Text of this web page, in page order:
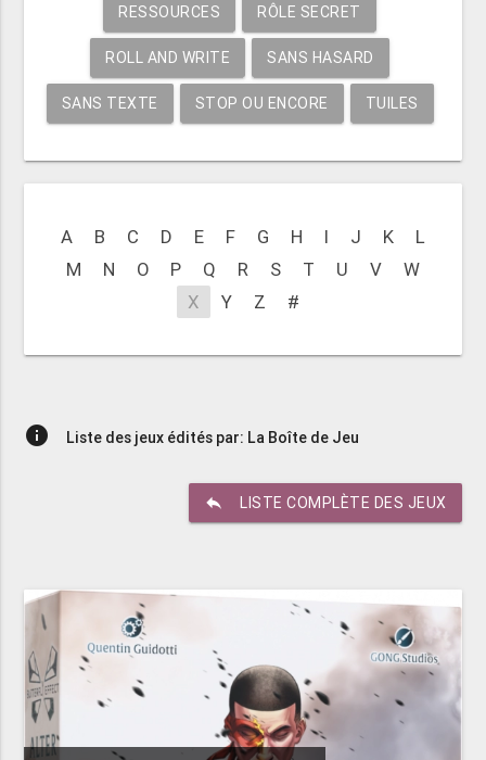
RESSOURCES RÔLE SECRET
ROLL AND WRITE SANS HASARD
SANS TEXTE STOP OU ENCORE TUILES
A B C D E F G H I J K
L
M
N O P Q R S T U V
W
X
Y Z #
info Liste des jeux édités par: La Boîte de Jeu
reply LISTE COMPLÈTE DES JEUX